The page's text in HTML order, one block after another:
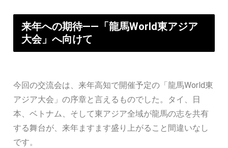
来年への期待――「龍馬World東アジア
大会」へ向けて
今回の交流会は、来年高知で開催予定の「龍馬World東
アジア大会」の序章と言えるものでした。タイ、日
本、ベトナム、そして東アジア全域が龍馬の志を共有
する舞台が、来年ますます盛り上がること間違いなし
です。